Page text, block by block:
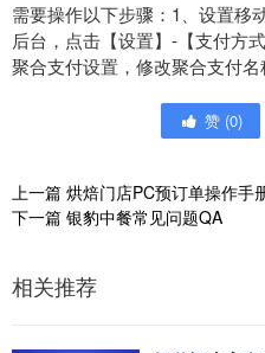
需要操作以下步骤：1、设置移
后台，点击【设置】-【支付方
聚合支付设置，修改聚合支付名
赞 (0)
上一篇 烘焙门店PC预订单操作手
下一篇 银豹中餐常见问题QA
相关推荐